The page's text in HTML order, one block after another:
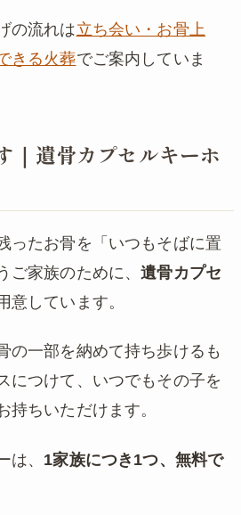
の流れは立ち会い・お骨上
きる火葬でご案内していま
｜遺骨カプセルキーホ
ったお骨を「いつもそばに置
ご家族のために、遺骨カプセ
意しています。
の一部を納めて持ち歩けるも
につけて、いつでもその子を
持ちいただけます。
は、 1家族につき1つ、無料で